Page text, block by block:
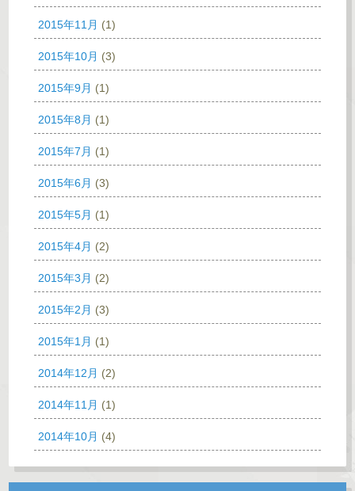
2015年11月 (1)
2015年10月 (3)
2015年9月 (1)
2015年8月 (1)
2015年7月 (1)
2015年6月 (3)
2015年5月 (1)
2015年4月 (2)
2015年3月 (2)
2015年2月 (3)
2015年1月 (1)
2014年12月 (2)
2014年11月 (1)
2014年10月 (4)